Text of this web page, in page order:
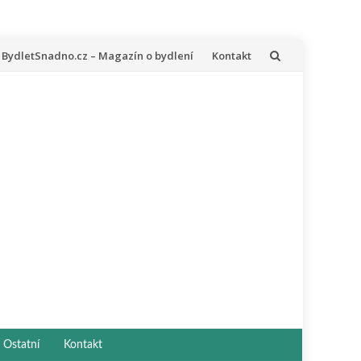
Přeskočit
BydletSnadno.cz – Magazín o bydlení Kontakt
Ostatní Kontakt